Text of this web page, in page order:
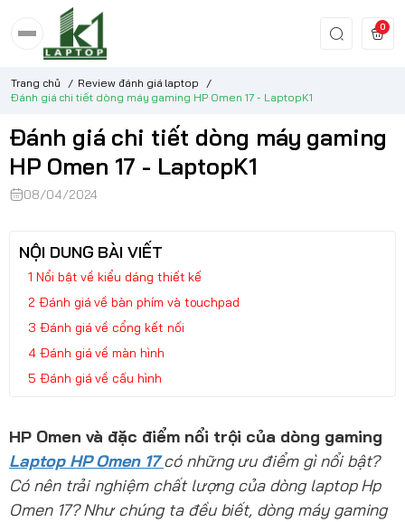
0
Trang chủ / Review đánh giá laptop
/
Đánh giá chi tiết dòng máy gaming HP Omen 17 - LaptopK1
Đánh giá chi tiết dòng máy gaming
HP Omen 17 - LaptopK1
08/04/2024
NỘI DUNG BÀI VIẾT
Nổi bật về kiểu dáng thiết kế
Đánh giá về bàn phím và touchpad
Đánh giá về cổng kết nối
Đánh giá về màn hình
Đánh giá về cấu hình
HP Omen và đặc điểm nổi trội của dòng gaming
Laptop HP Omen 17có những ưu điểm gì nổi bật?
Có nên trải nghiệm chất lượng của dòng laptop Hp
Omen 17? Như chúng ta đều biết, dòng máy gaming